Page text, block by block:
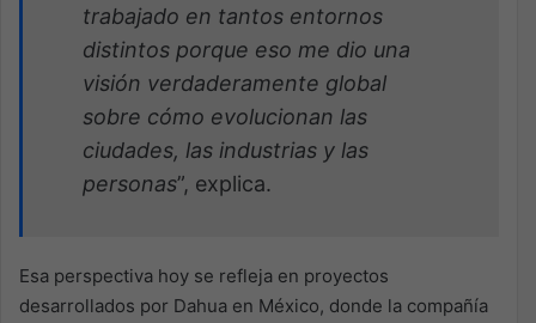
trabajado en tantos entornos
distintos porque eso me dio una
visión verdaderamente global
sobre cómo evolucionan las
ciudades, las industrias y las
personas”, explica.
Esa perspectiva hoy se refleja en proyectos
desarrollados por Dahua en México, donde la compañía